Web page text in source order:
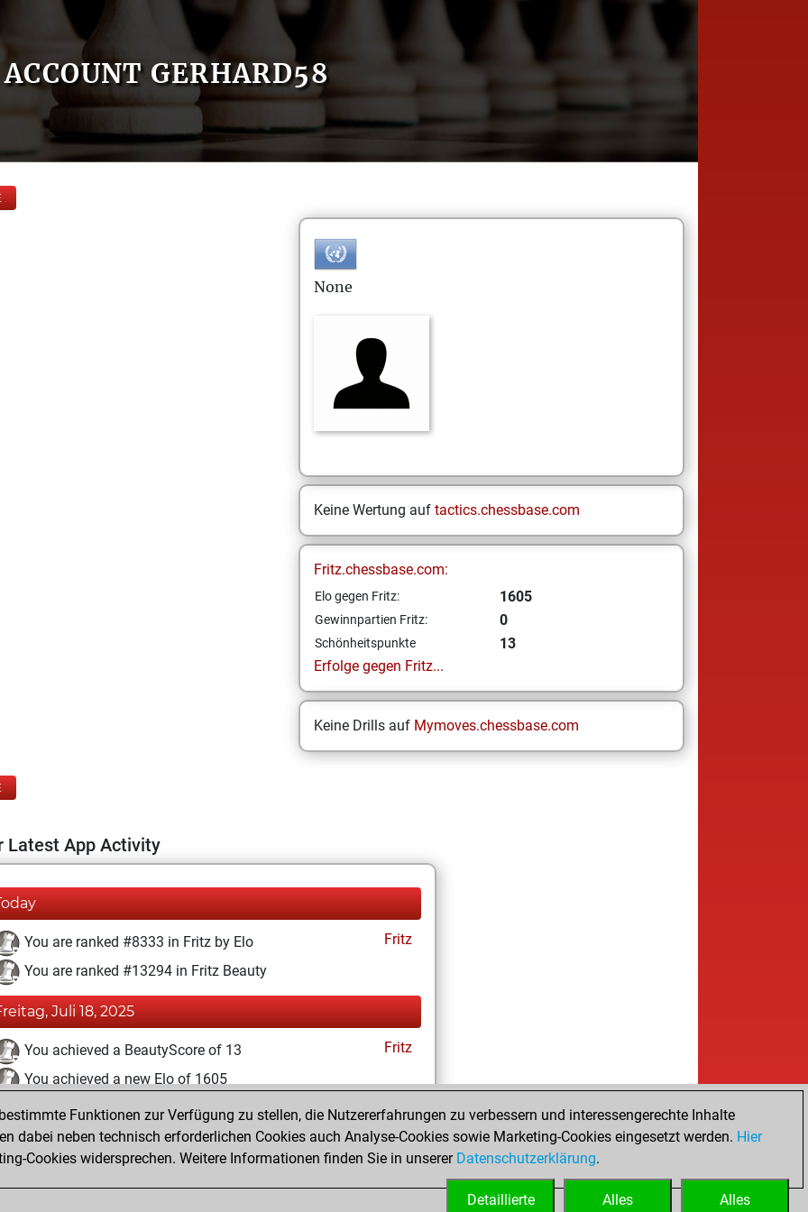
ACCOUNT GERHARD58
None
Keine Wertung auf tactics.chessbase.com
Fritz.chessbase.com:
Elo gegen Fritz: 1605
Gewinnpartien Fritz: 0
Schönheitspunkte
13
Erfolge gegen Fritz...
Keine Drills auf Mymoves.chessbase.com
Latest App Activity
You are ranked #8333 in Fritz by Elo
Fritz
You are ranked #13294 in Fritz Beauty
Juli 18, 2025
You achieved a BeautyScore of 13
Fritz
You achieved a new Elo of 1605
Samstag, Juli 12, 2025
You created your Fritz account Fritz
Funktionen zur Verfügung zu stellen, die Nutzererfahrungen zu verbessern und interessengerechte Inhalte
dabei neben technisch erforderlichen Cookies auch Analyse-Cookies sowie Marketing-Cookies eingesetzt werden. Hier
Cookies widersprechen. Weitere Informationen finden Sie in unserer Datenschutzerklärung.
Alles
Alles
Detaillierte